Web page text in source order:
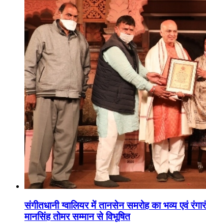
संगीतधानी ग्वालियर में तानसेन समरोह का भव्य एवं
मानसिंह तोमर सम्मान से विभूषित